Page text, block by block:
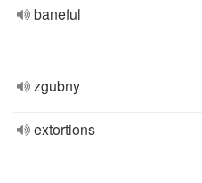
baneful
zgubny
extortions